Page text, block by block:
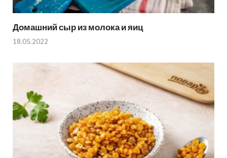
Домашний сыр из молока и яиц
18.05.2022